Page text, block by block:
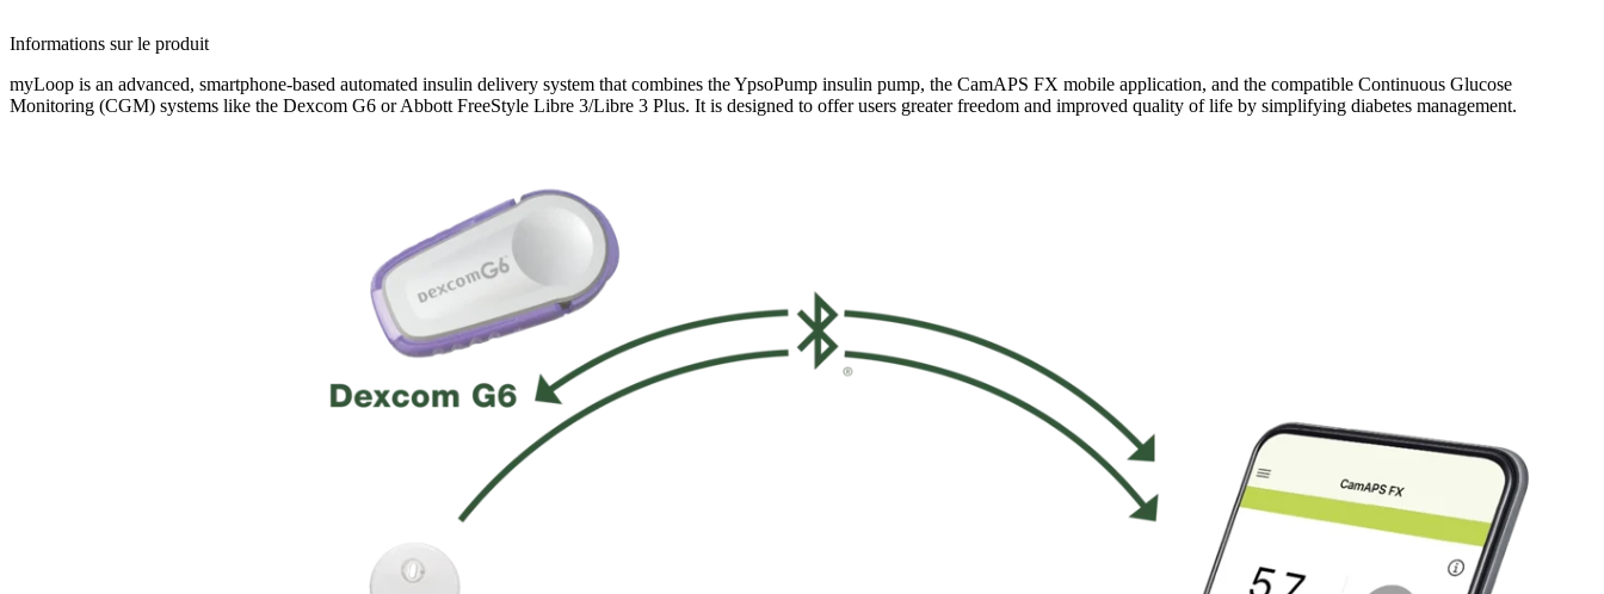
Informations sur le produit
myLoop is an advanced, smartphone-based automated insulin delivery system that combines the YpsoPump insulin pump, the CamAPS FX mobile application, and the compatible Continuous Glucose
Monitoring (CGM) systems like the Dexcom G6 or Abbott FreeStyle Libre 3/Libre 3 Plus. It is designed to offer users greater freedom and improved quality of life by simplifying diabetes management.